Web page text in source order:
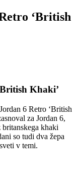
‘British
Khaki’
6 Retro ‘British
za Jordan 6,
khaki
so tudi dva žepa
v temi.